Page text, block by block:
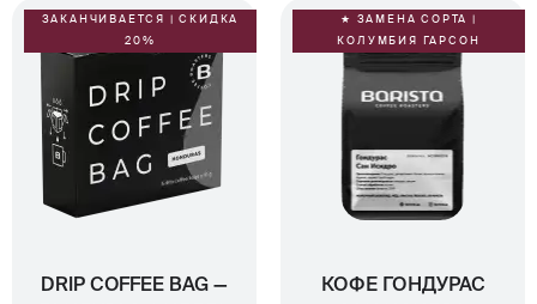
ЗАКАНЧИВАЕТСЯ | СКИДКА
20%
DRIP COFFEE BAG —
★ ЗАМЕНА СОРТА |
КОЛУМБИЯ ГАРСОН
КОФЕ ГОНДУРАС